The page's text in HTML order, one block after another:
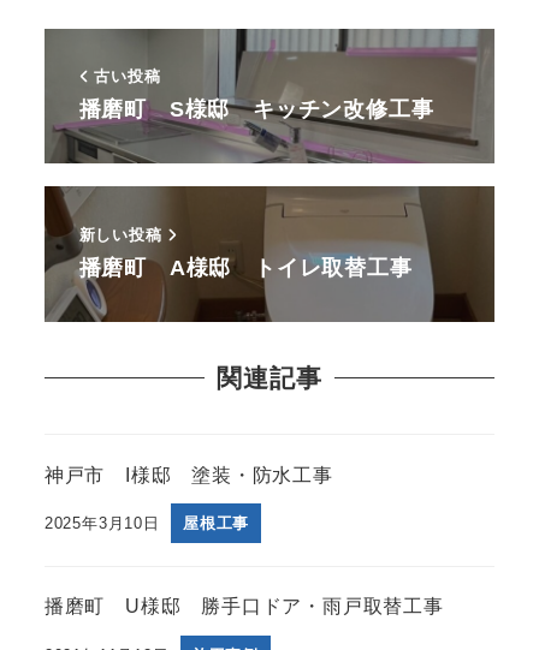
古い投稿
播磨町 S様邸 キッチン改修工事
新しい投稿
播磨町 A様邸 トイレ取替工事
関連記事
神戸市 I様邸 塗装・防水工事
2025年3月10日 屋根工事
播磨町 U様邸 勝手口ドア・雨戸取替工事